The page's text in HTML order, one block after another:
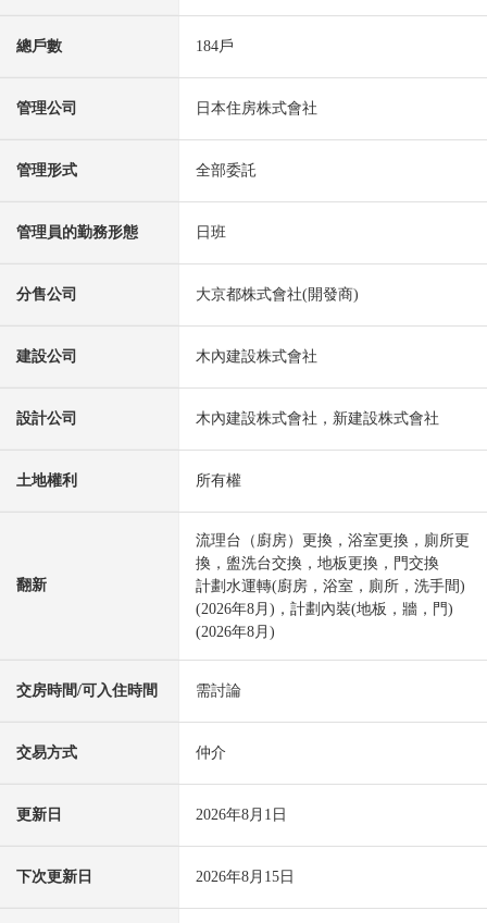
總戶數 184戶
管理公司 日本住房株式會社
管理形式 全部委託
管理員的勤務形態 日班
分售公司 大京都株式會社(開發商)
建設公司 木內建設株式會社
設計公司 木內建設株式會社，新建設株式會社
土地權利 所有權
翻新
流理台（廚房）更換，浴室更換，廁所更
換，盥洗台交換，地板更換，門交換
計劃水運轉(廚房，浴室，廁所，洗手間)
(2026年8月)，計劃內裝(地板，牆，門)
(2026年8月)
交房時間/可入住時間 需討論
交易方式 仲介
更新日 2026年8月1日
下次更新日 2026年8月15日